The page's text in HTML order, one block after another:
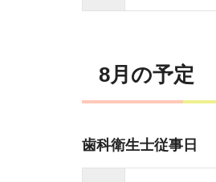
8月の予定
歯科衛生士従事日